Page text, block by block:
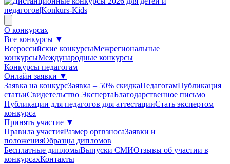
О конкурсах
Все конкурсы ▼
Всероссийские конкурсыМежрегиональные
конкурсыМеждународные конкурсы
Конкурсы педагогам
Онлайн заявки ▼
Заявка на конкурсЗаявка – 50% скидкаПедагогамПубликация
статьиСвидетельство ЭкспертаБлагодарcтвенное письмо
Публикации для педагогов для аттестацииСтать экспертом
конкурса
Принять участие ▼
Правила участияРазмер оргвзносаЗаявки и
положенияОбразцы дипломов
Бесплатные дипломыВыпуски СМИОтзывы об участии в
конкурсахКонтакты